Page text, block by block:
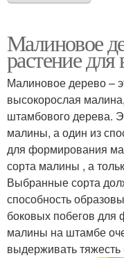
Малиновое
растение для
Малиновое дерево –
высокорослая
штамбового дерева.
малины, а один из
для формирования
сорта малины , а
Выбранные сорта
способность
боковых побегов
малины на штамбе
выдерживать тяжесть